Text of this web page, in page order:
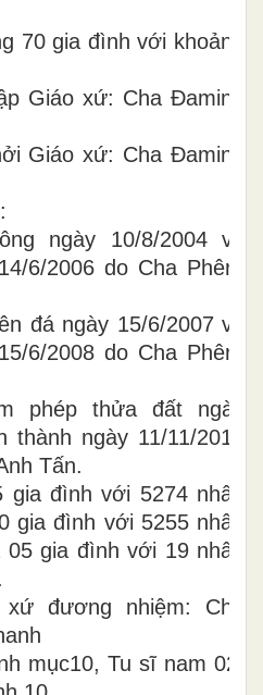
70 gia đình với khoảng
Giáo xứ: Cha Đaminh
Giáo xứ: Cha Đaminh
ngày 10/8/2004 và
6/2006 do Cha Phêrô
đá ngày 15/6/2007 và
6/2008 do Cha Phêrô
phép thửa đất ngày
thành ngày 11/11/2015
Tấn.
đình với 5274 nhân
gia đình với 5255 nhân
gia đình với 19 nhân
đương nhiệm: Cha
mục10, Tu sĩ nam 02,